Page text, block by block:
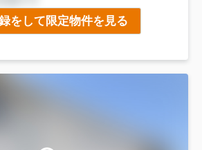
をして限定物件を見る